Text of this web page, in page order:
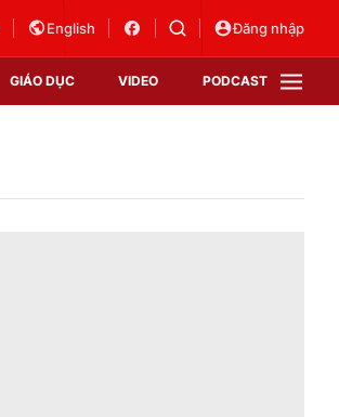
English Đăng nhập
GIÁO DỤC VIDEO PODCAST
VTV Sức khoẻ